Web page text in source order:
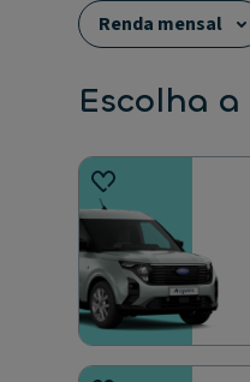
Renda mensal
Escolha